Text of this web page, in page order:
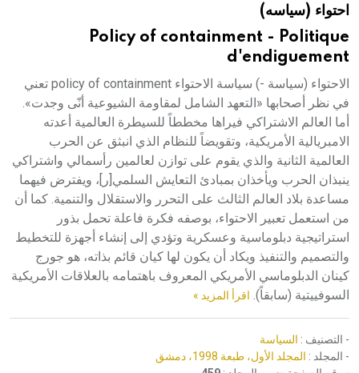
هيئة الموسوعة العربية تطلق موسوعات جديدة في عام 2026احتواء (سياسه)
Policy of containment - Politique
d'endiguement
الاحتواء (سياسة -) سياسة الاحتواء policy of containment تعني
في نظر أصحابها «التعهد الشامل لمقاومة الشيوعية أنّى وجدت».
أما العالم الاشتراكي فيراها مخططاً للسيطرة العالمية أعدته
الامبريالية الأمريكية، وتقويضاً للنظام الذي انبثق عن الحرب
العالمية الثانية والذي يقوم على توازن لعالمين رأسمالي واشتراكي
ينبذان الحرب ويأخذان بمبادئ التعايش السلمي[ر]، ويفترض فيهما
مساعدة بلاد العالم الثالث على التحرر والاستقلال والتنمية. كما أن
من استعمل تعبير الاحتواء، بوصفه فكرة فاعلة تحمل بذور
استراتيجية دبلوماسية وعسكرية وتؤدي إلى إنشاء أجهزة للتخطيط
والتصميم والتنفيذ ويكاد أن يكون لها كيان قائم بذاته، هو جورج
كينان الدبلوماسي الأمريكي المعروف باهتمامه بالعلاقات الأمريكية
السوفييتية (سابقاً). اقرأ المزيد »
- التصنيف : السياسة
- المجلد : المجلد الأول، طبعة 1998، دمشق